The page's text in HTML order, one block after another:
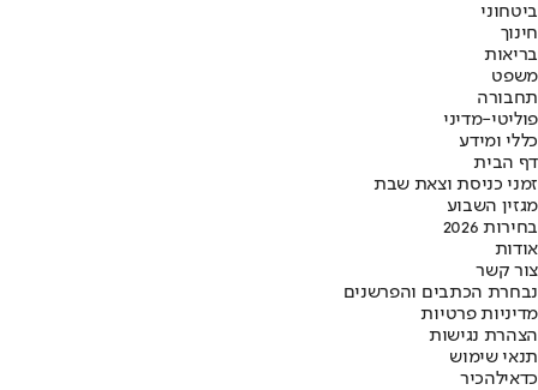
ביטחוני
חינוך
בריאות
משפט
תחבורה
פוליטי-מדיני
כללי ומידע
דף הבית
זמני כניסת וצאת שבת
מגזין השבוע
בחירות 2026
אודות
צור קשר
נבחרת הכתבים והפרשנים
מדיניות פרטיות
הצהרת נגישות
תנאי שימוש
כדאילהכיר